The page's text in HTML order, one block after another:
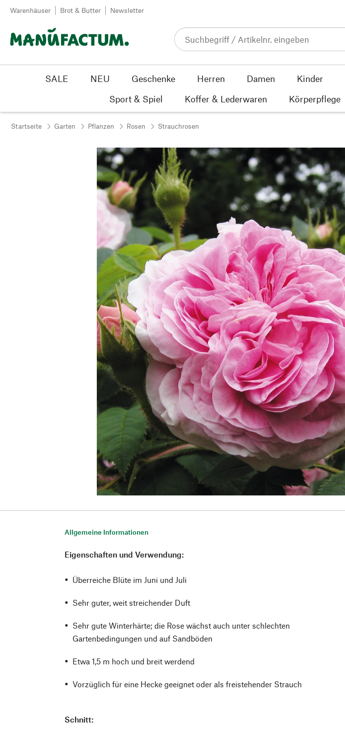
Zum Inhalt springen
Warenhäuser Brot & Butter Newsletter
SALE NEU Geschenke Herren Damen Kinder
Sport & Spiel
Koffer & Lederwaren Körperpflege
Startseite Garten Pflanzen Rosen Strauchrosen
Allgemeine Informationen
Eigenschaften und Verwendung:
Überreiche Blüte im Juni und Juli
Sehr guter, weit streichender Duft
Sehr gute Winterhärte; die Rose wächst auch unter schlechten
Gartenbedingungen und auf Sandböden
Etwa 1,5 m hoch und breit werdend
Vorzüglich für eine Hecke geeignet oder als freistehender Strauch
Schnitt: